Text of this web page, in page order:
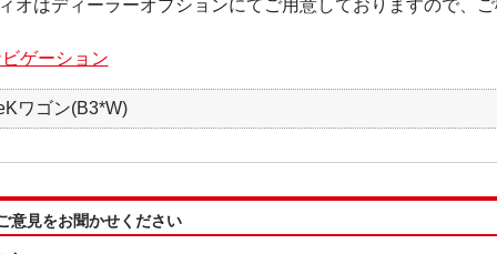
オはディーラーオプションにてご用意しておりますので、ご
ゲーション
ワゴン(B3*W)
意見をお聞かせください